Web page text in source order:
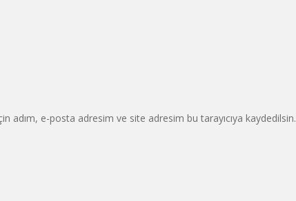
adım, e-posta adresim ve site adresim bu tarayıcıya kaydedilsin.